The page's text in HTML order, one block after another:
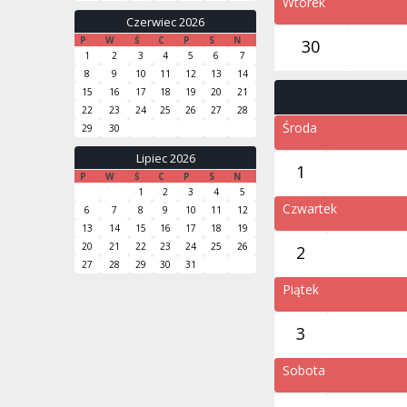
Czerwiec 2026
P W Ś C P S
N
1
2 3 4 5 6
7
8
9 10 11 12 13
14
15
16 17 18 19 20
21
22
23 24 25 26 27
28
29
30
Lipiec 2026
P W Ś C P S
N
1
2 3 4
5
6
7 8 9 10 11
12
13
14 15 16 17 18
19
20
21 22 23 24 25
26
27
28 29 30 31
30
Środa
1
Czwartek
2
Piątek
3
Sobota